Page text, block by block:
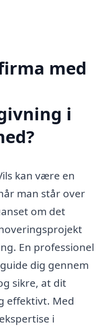
med
i
kan være en
man står over
om det
En professionel
dig gennem
sikre, at dit
effektivt. Med
i